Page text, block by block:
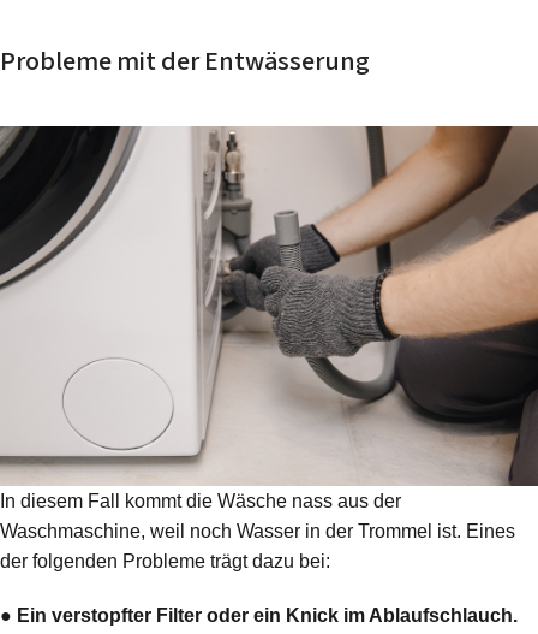
Probleme mit der Entwässerung
In diesem Fall kommt die Wäsche nass aus der
Waschmaschine, weil noch Wasser in der Trommel ist. Eines
der folgenden Probleme trägt dazu bei:
● Ein verstopfter Filter oder ein Knick im Ablaufschlauch.